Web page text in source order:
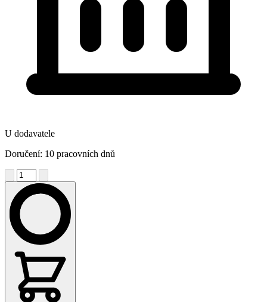
U dodavatele
Doručení: 10 pracovních dnů